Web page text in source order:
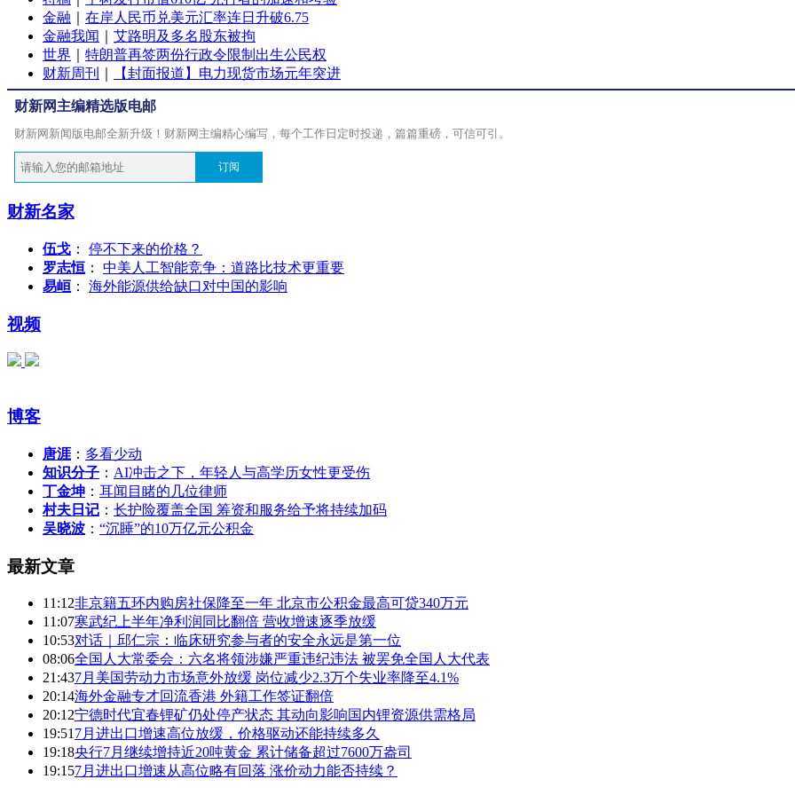
金融
在岸人民币兑美元汇率连日升破6.75
金融我闻
艾路明及多名股东被拘
世界
特朗普再签两份行政令限制出生公民权
财新周刊
【封面报道】电力现货市场元年突进
财新网主编精选版电邮
财新网新闻版电邮全新升级！财新网主编精心编写，每个工作日定时投递，篇篇重磅，可信可引。
订阅
财新名家
伍戈 ： 停不下来的价格？
罗志恒 ： 中美人工智能竞争：道路比技术更重要
易峘 ： 海外能源供给缺口对中国的影响
视频
博客
唐涯 ： 多看少动
知识分子 ： AI冲击之下，年轻人与高学历女性更受伤
丁金坤 ： 耳闻目睹的几位律师
村夫日记 ： 长护险覆盖全国 筹资和服务给予将持续加码
吴晓波 ： “沉睡”的10万亿元公积金
最新文章
11:12非京籍五环内购房社保降至一年 北京市公积金最高可贷340万元
11:07寒武纪上半年净利润同比翻倍 营收增速逐季放缓
10:53对话｜邱仁宗：临床研究参与者的安全永远是第一位
08:06全国人大常委会：六名将领涉嫌严重违纪违法 被罢免全国人大代表
21:437月美国劳动力市场意外放缓 岗位减少2.3万个失业率降至4.1%
20:14海外金融专才回流香港 外籍工作签证翻倍
20:12宁德时代宜春锂矿仍处停产状态 其动向影响国内锂资源供需格局
19:51 7月进出口增速高位放缓，价格驱动还能持续多久
19:18央行7月继续增持近20吨黄金 累计储备超过7600万盎司
19:157月进出口增速从高位略有回落 涨价动力能否持续？